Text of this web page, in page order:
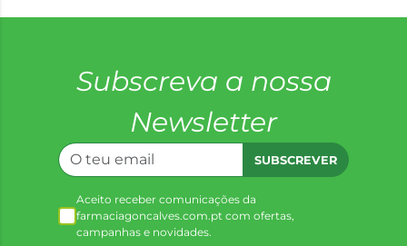
Subscreva a nossa
Newsletter
SUBSCREVER
Aceito receber comunicações da
farmaciagoncalves.com.pt com ofertas,
campanhas e novidades.